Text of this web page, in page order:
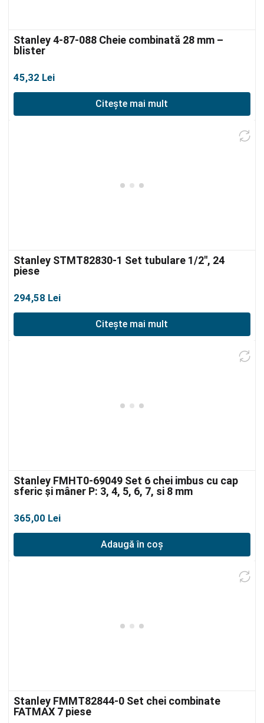
Stanley 4-87-088 Cheie combinată 28 mm –
blister
45,32 Lei
Citește mai mult
Stanley STMT82830-1 Set tubulare 1/2″, 24
piese
294,58 Lei
Citește mai mult
Stanley FMHT0-69049 Set 6 chei imbus cu cap
sferic și mâner P: 3, 4, 5, 6, 7, si 8 mm
365,00 Lei
Adaugă în coș
Stanley FMMT82844-0 Set chei combinate
FATMAX 7 piese